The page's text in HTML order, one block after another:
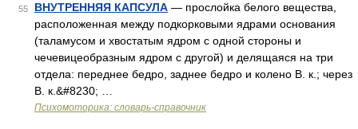
55 ВНУТРЕННЯЯ КАПСУЛА — прослойка белого вещества,
расположенная между подкорковыми ядрами основания
(таламусом и хвостатым ядром с одной стороны и
чечевицеобразным ядром с другой) и делящаяся на три
отдела: переднее бедро, заднее бедро и колено В. к.; через
В. к.&#8230; …
Психомоторика: cловарь-справочник